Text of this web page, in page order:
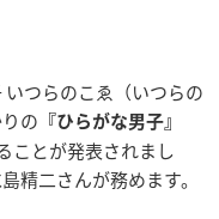
つらのこゑ（いつらの
の 『ひらがな男子』
ことが発表されまし
精二さんが務めます。